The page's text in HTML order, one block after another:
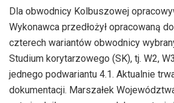
Dla obwodnicy Kolbuszowej
Wykonawca przedłożył opracowaną
czterech wariantów obwodnicy
Studium korytarzowego (SK), tj. W2,
jednego podwariantu 4.1. Aktualnie
dokumentacji. Marszałek